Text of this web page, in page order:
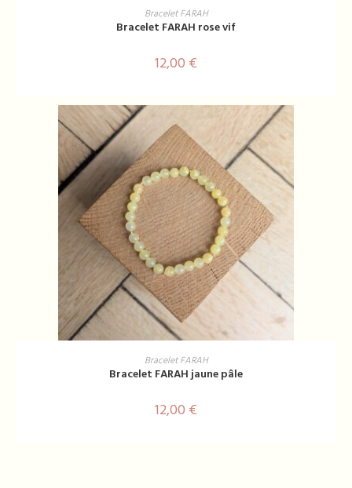
AJOUTER AU PANIER
Bracelet FARAH
Bracelet FARAH rose vif
12,00 €
AJOUTER AU PANIER
Bracelet FARAH
Bracelet FARAH jaune pâle
12,00 €